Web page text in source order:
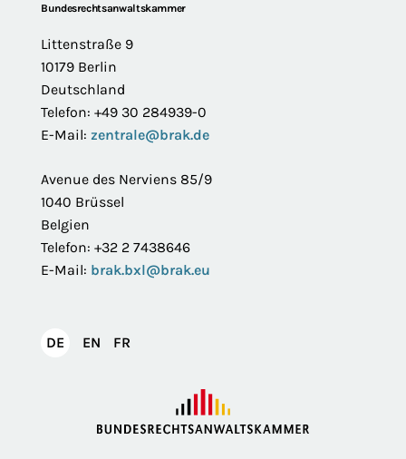
FooterBundesrechtsanwaltskammer
Littenstraße 9
10179 Berlin
Deutschland
Telefon: +49 30 284939-0
E-Mail: zentrale@brak.de
Avenue des Nerviens 85/9
1040 Brüssel
Belgien
Telefon: +32 2 7438646
E-Mail: brak.bxl@brak.eu
DEDeutsch
EN English
FR